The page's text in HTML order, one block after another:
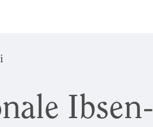
Ibsen-